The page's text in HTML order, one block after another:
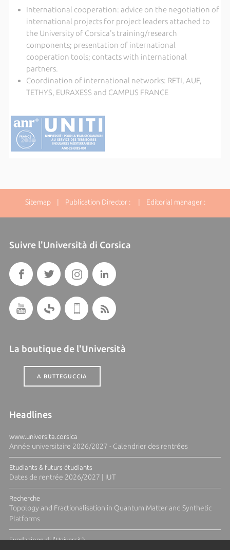
International cooperation: advice on the negotiation of
international projects for project leaders attached to
the University of Corsica's training/research
components; presentation of international
cooperation tools; contacts with international
partners.
Coordination of international networks: RETI, AUF,
TETHYS, EURAXESS and CAMPUS FRANCE
Sitemap| Publication Director : | Editorial manager :
Suivre l'Università di Corsica
La boutique de l'Università
A BUTTEGUCCIA
Headlines
www.universita.corsica
Année universitaire 2026/2027 - Calendrier des rentrées
Etudiants & futurs étudiants
Dates de rentrée 2026/2027 | IUT
Recherche
Topology and Fractionalisation in Quantum Matter and Synthetic
Platforms
Fundazione di l'Università